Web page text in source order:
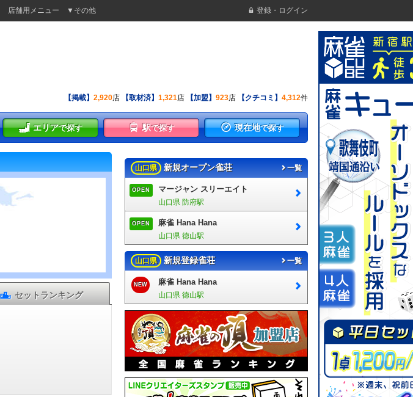
店舗用メニュー ▼その他 登録・ログイン
【掲載】 2,920店 【取材済】 1,321店 【加盟】 923店 【クチコミ】 4,312件
エリアで探す 駅で探す 現在地で探す
セットランキング
山口県 新規オープン雀荘 一覧
OPEN マージャン スリーエイト
山口県 防府駅
OPEN 麻雀 Hana Hana
山口県 徳山駅
山口県 新規登録雀荘 一覧
NEW 麻雀 Hana Hana
山口県 徳山駅